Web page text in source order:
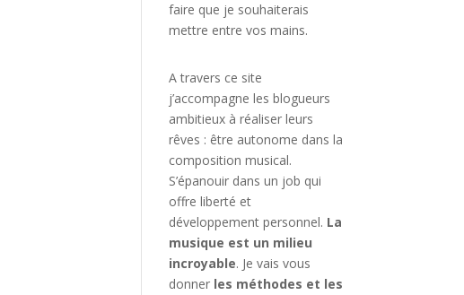
faire que je souhaiterais
mettre entre vos mains.
A travers ce site
j’accompagne les blogueurs
ambitieux à réaliser leurs
rêves : être autonome dans la
composition musical.
S’épanouir dans un job qui
offre liberté et
développement personnel. La
musique est un milieu
incroyable. Je vais vous
donner les méthodes et les